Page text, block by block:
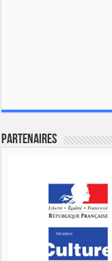
Partenaires